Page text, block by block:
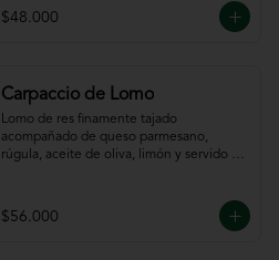
$48.000
Carpaccio de Lomo
Lomo de res finamente tajado
acompañado de queso parmesano,
rúgula, aceite de oliva, limón y servido
$56.000